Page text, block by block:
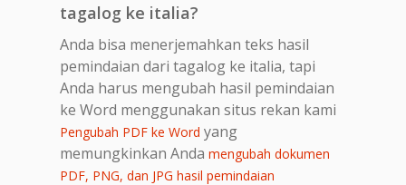
tagalog ke italia?
Anda bisa menerjemahkan teks hasil
pemindaian dari tagalog ke italia, tapi
Anda harus mengubah hasil pemindaian
ke Word menggunakan situs rekan kami
Pengubah PDF ke Word yang
memungkinkan Anda mengubah dokumen
PDF, PNG, dan JPG hasil pemindaian